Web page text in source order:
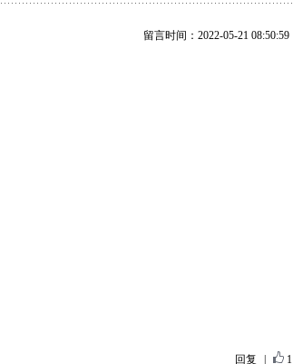
留言时间：2022-05-21 08:50:59
回复 1